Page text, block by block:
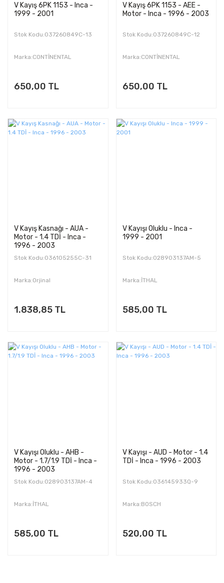
V Kayış 6PK 1153 - Inca -
1999 - 2001
Stok Kodu:037260849C-13
Marka:CONTİNENTAL
650,00 TL
V Kayış 6PK 1153 - AEE -
Motor - Inca - 1996 - 2003
Stok Kodu:037260849C-12
Marka:CONTİNENTAL
650,00 TL
V Kayış Kasnağı - AUA -
Motor - 1.4 TDİ - Inca -
1996 - 2003
Stok Kodu:036105255C-31
Marka:Orjinal
1.838,85 TL
V Kayışı Oluklu - Inca -
1999 - 2001
Stok Kodu:028903137AM-5
Marka:İTHAL
585,00 TL
V Kayışı Oluklu - AHB -
Motor - 1.7/1.9 TDİ - Inca -
1996 - 2003
Stok Kodu:028903137AM-4
Marka:İTHAL
585,00 TL
V Kayışı - AUD - Motor - 1.4
TDİ - Inca - 1996 - 2003
Stok Kodu:036145933Q-9
Marka:BOSCH
520,00 TL